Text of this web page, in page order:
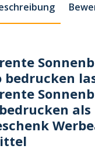
bedrucken
als